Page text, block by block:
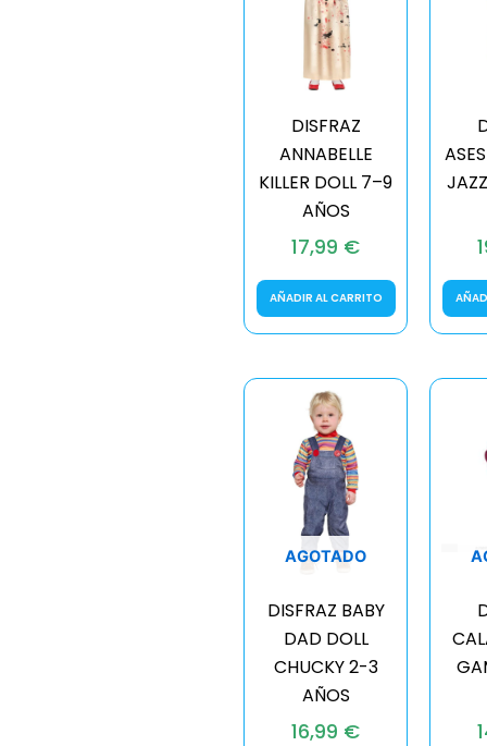
DISFRAZ
ANNABELLE
KILLER DOLL 7–9
AÑOS
17,99 €
AÑADIR AL CARRITO
AGOTADO
DISFRAZ BABY
DAD DOLL
CHUCKY 2-3
AÑOS
16,99 €